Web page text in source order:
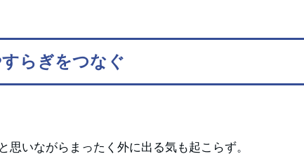
らぎをつなぐ
思いながらまったく外に出る気も起こらず。